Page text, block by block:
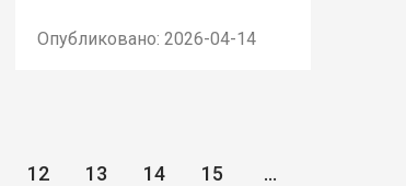
Опубликовано: 2026-04-14
12 13 14 15
...